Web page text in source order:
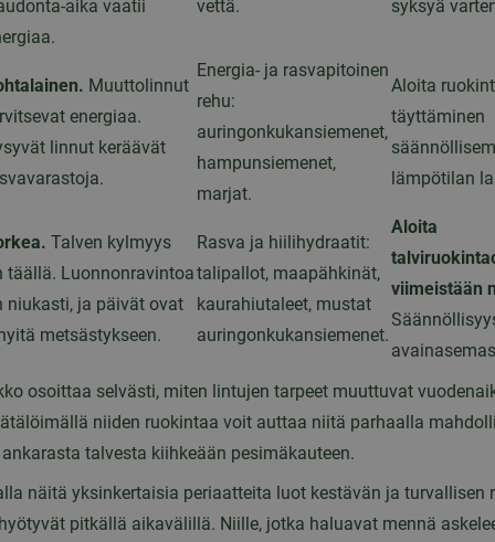
aika vaatii
vettä. syksyä
Muuttolinnut
energiaa.
linnut keräävät
Energia- ja rasvapitoinen
rehu:
auringonkukansiemenet,
hampunsiemenet,
marjat.
Aloita
täyttäminen
lämpötilan
Talven kylmyys
täällä. Luonnonravintoa
niukasti, ja päivät ovat
metsästykseen.
Rasva ja hiilihydraatit:
talipallot, maapähkinät,
kaurahiutaleet, mustat
auringonkukansiemenet.
Aloita
viimeistään
osoittaa selvästi, miten lintujen tarpeet muuttuvat
niiden ruokintaa voit auttaa niitä parhaalla
talvesta kiihkeään pesimäkauteen.
näitä yksinkertaisia periaatteita luot kestävän ja turvallisen
pitkällä aikavälillä. Niille, jotka haluavat mennä